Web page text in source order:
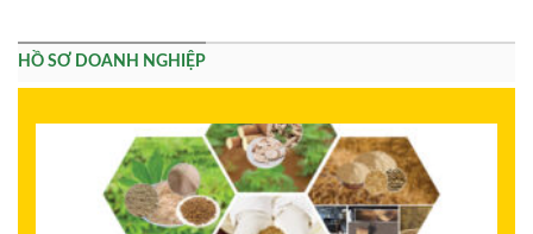
HỒ SƠ DOANH NGHIỆP